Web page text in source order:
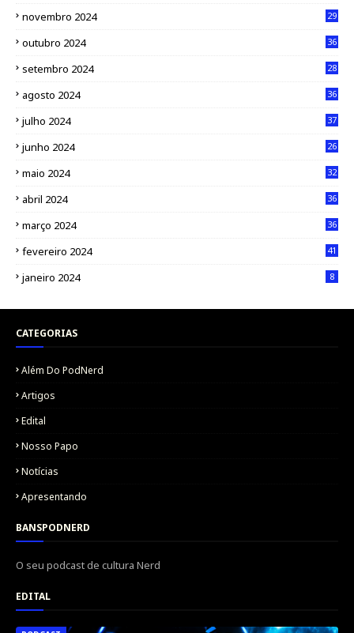
novembro 2024 29
outubro 2024 36
setembro 2024 28
agosto 2024 36
julho 2024 37
junho 2024 26
maio 2024 32
abril 2024 36
março 2024 36
fevereiro 2024 41
janeiro 2024 8
CATEGORIAS
Além Do PodNerd
Artigos
Edital
Nosso Papo
Notícias
Apresentando
BANSPODNERD
O seu podcast de cultura Nerd
EDITAL